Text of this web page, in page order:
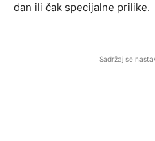
dan ili čak specijalne prilike.
Sadržaj se